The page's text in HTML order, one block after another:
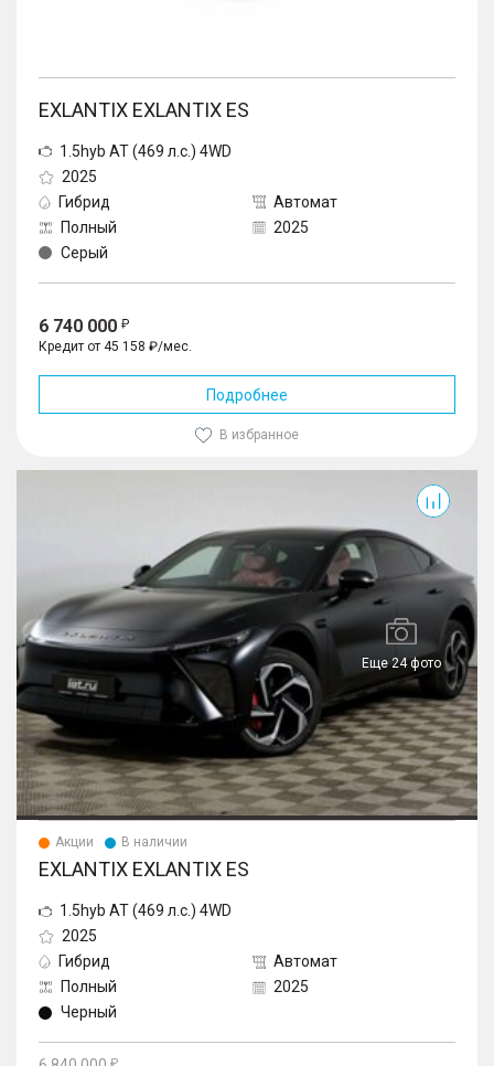
EXLANTIX EXLANTIX ES
1.5hyb AT (469 л.с.) 4WD
2025
Гибрид
Автомат
Полный
2025
Серый
6 740 000
Кредит от 45 158 ₽/мес.
Подробнее
В избранное
Еще 24 фото
Акции В наличии
EXLANTIX EXLANTIX ES
1.5hyb AT (469 л.с.) 4WD
2025
Гибрид
Автомат
Полный
2025
Черный